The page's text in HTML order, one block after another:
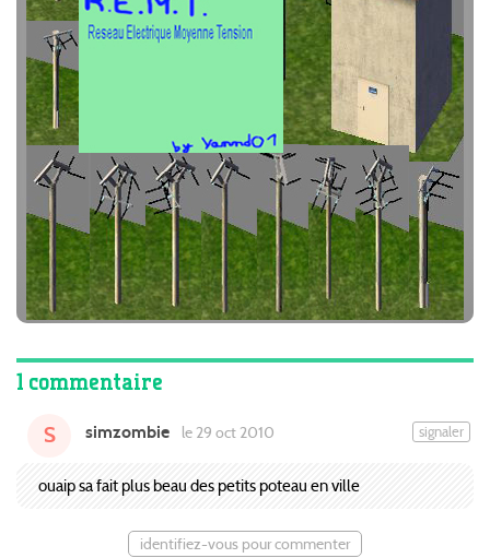
1 commentaire
S simzombie le 29 oct 2010 signaler
ouaip sa fait plus beau des petits poteau en ville
identifiez-vous pour commenter